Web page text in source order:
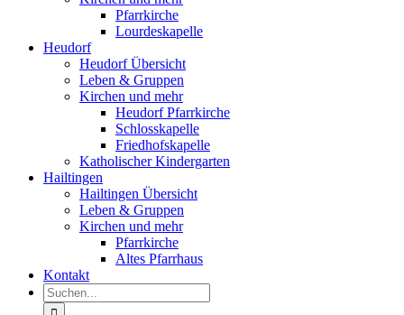
Pfarrkirche
Lourdeskapelle
Heudorf
Heudorf Übersicht
Leben & Gruppen
Kirchen und mehr
Heudorf Pfarrkirche
Schlosskapelle
Friedhofskapelle
Katholischer Kindergarten
Hailtingen
Hailtingen Übersicht
Leben & Gruppen
Kirchen und mehr
Pfarrkirche
Altes Pfarrhaus
Kontakt
Suche
nach: